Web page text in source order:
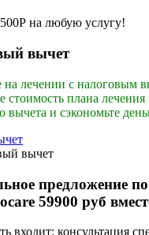
вычет
на лечении с налоговым
стоимость плана лечения
вычета и сэкономьте
предложение
59900 руб
входит: консультация